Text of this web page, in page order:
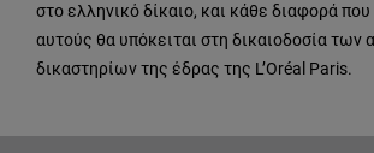
στο ελληνικό δίκαιο, και κάθε διαφορά
αυτούς θα υπόκειται στη δικαιοδοσία των
δικαστηρίων της έδρας της L’Oréal Paris.